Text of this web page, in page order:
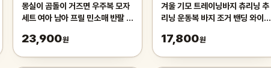
몽실이 곰돌이 거즈면 우주복 모자
세트 여아 남아 프릴 민소매 반팔 바
복
23,900원
겨울 기모 트레이닝바지 츄리닝 추
리닝 운동복 바지 조거 밴딩 와이드
17,800원